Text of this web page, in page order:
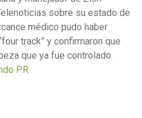
sobre su estado de
médico pudo haber
track” y confirmaron que
que ya fue controlado.
PR